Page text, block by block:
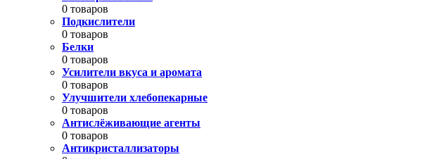
0 товаров
Подкислители
0 товаров
Белки
0 товаров
Усилители вкуса и аромата
0 товаров
Улучшители хлебопекарные
0 товаров
Антислёживающие агенты
0 товаров
Антикристаллизаторы